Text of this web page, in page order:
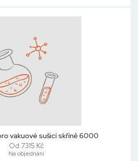
vakuové sušicí skříně 6000
Od 7315 Kč
Na objednání